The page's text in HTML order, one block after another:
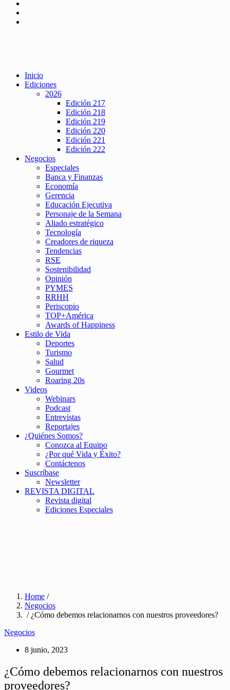
Inicio
Ediciones
2026
Edición 217
Edición 218
Edición 219
Edición 220
Edición 221
Edición 222
Negocios
Especiales
Banca y Finanzas
Economía
Gerencia
Educación Ejecutiva
Personaje de la Semana
Aliado estratégico
Tecnología
Creadores de riqueza
Tendencias
RSE
Sostenibilidad
Opinión
PYMES
RRHH
Periscopio
TOP+América
Awards of Happiness
Estilo de Vida
Deportes
Turismo
Salud
Gourmet
Roaring 20s
Videos
Webinars
Podcast
Entrevistas
Reportajes
¿Quiénes Somos?
Conozca al Equipo
¿Por qué Vida y Éxito?
Contáctenos
Suscríbase
Newsletter
REVISTA DIGITAL
Revista digital
Ediciones Especiales
Home /
Negocios
/ ¿Cómo debemos relacionarnos con nuestros proveedores?
Negocios
8 junio, 2023
¿Cómo debemos relacionarnos con nuestros
proveedores?